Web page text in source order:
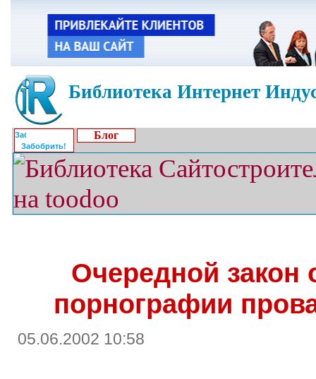
Библиотека Интернет
Забобрить!
Блог
Очередной закон
порнографии
05.06.2002 10:58